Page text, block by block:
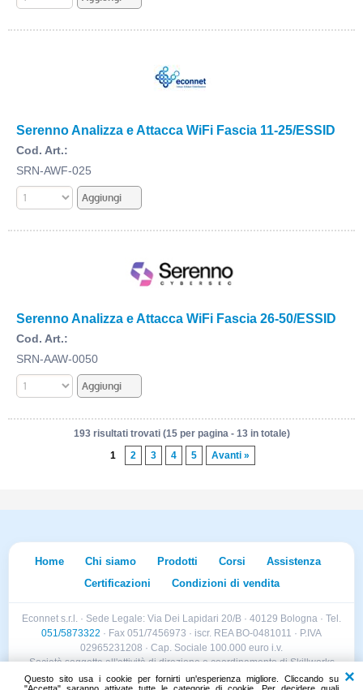
Questo sito usa i cookie per fornirti un'esperienza migliore. Cliccando su
Serenno Analizza e Attacca WiFi Fascia 11-25/ESSID
Cod. Art.:
SRN-AWF-025
Serenno Analizza e Attacca WiFi Fascia 26-50/ESSID
Cod. Art.:
SRN-AAW-0050
193 risultati trovati (15 per pagina - 13 in totale)
1
2 3 4 5 Avanti »
Home Chi siamo Prodotti Corsi
Assistenza
Certificazioni
Condizioni di vendita
Econnet s.r.l. · Sede Legale: Via Dei Lapidari 20/B · 40129 Bologna · Tel.
051/5873322 · Fax 051/7456973 · iscr. REA BO-0481011 · P.IVA
02965231208 · Cap. Sociale 100.000 euro i.v.
Società soggetta all'attività di direzione e coordinamento di Skillworks
Holding s.r.l. · Sede Legale: Via Vittorio Emanuele II 28 · Roncadelle (BS)